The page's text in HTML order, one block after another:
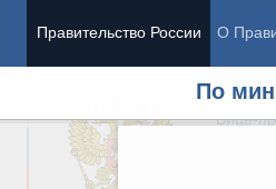
Правительство России О
По
Вице-